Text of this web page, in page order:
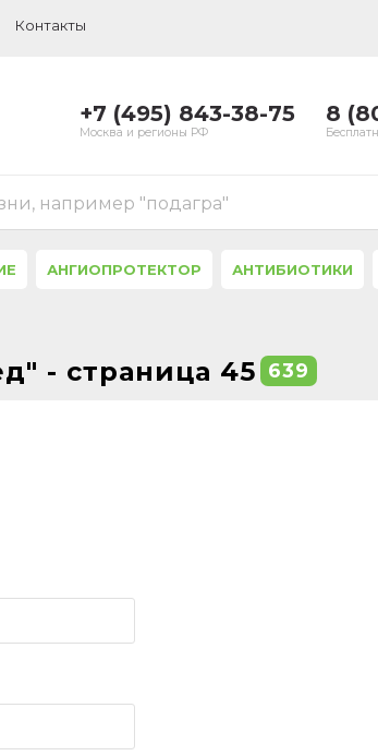
Контакты
+7 (495) 843-38-75
Москва и регионы РФ
8
например "подагра"
АНГИОПРОТЕКТОР АНТИБИОТИКИ
- страница 45 639